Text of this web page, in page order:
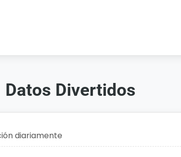
Datos Divertidos
diariamente